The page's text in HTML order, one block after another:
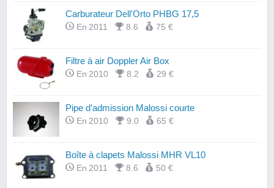
Carburateur Dell'Orto PHBG 17,5
En 2011 8.6 75 €
Filtre à air Doppler Air Box
En 2010 8.2 29 €
Pipe d'admission Malossi courte
En 2010 9.0 65 €
Boîte à clapets Malossi MHR VL10
En 2011 8.6 50 €